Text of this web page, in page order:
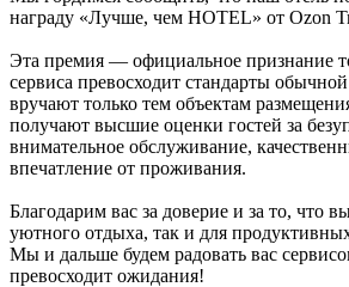
награду «Лучше, чем HOTEL» от Ozon
Эта премия — официальное признание
сервиса превосходит стандарты
вручают только тем объектам
получают высшие оценки гостей за
внимательное обслуживание,
впечатление от проживания.
Благодарим вас за доверие и за то, что
уютного отдыха, так и для
Мы и дальше будем радовать вас
превосходит ожидания!